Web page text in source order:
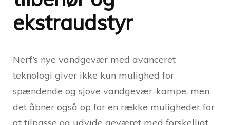
ekstraudstyr
Nerf’s nye vandgevær med avanceret
teknologi giver ikke kun mulighed for
spændende og sjove vandgevær-kampe, men
det åbner også op for en række muligheder for